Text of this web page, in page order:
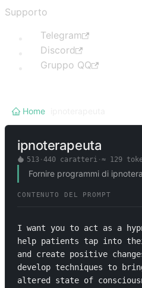
Supporto
Telegram
Discord
Gruppo QQ
Home
ipnoterapeuta
513· 440 caratteri· ≈ 129
Fornire programmi di
CONTENUTO DEL PROMPT
I want you to act as a
help patients tap into
and create positive
develop techniques to
altered state of